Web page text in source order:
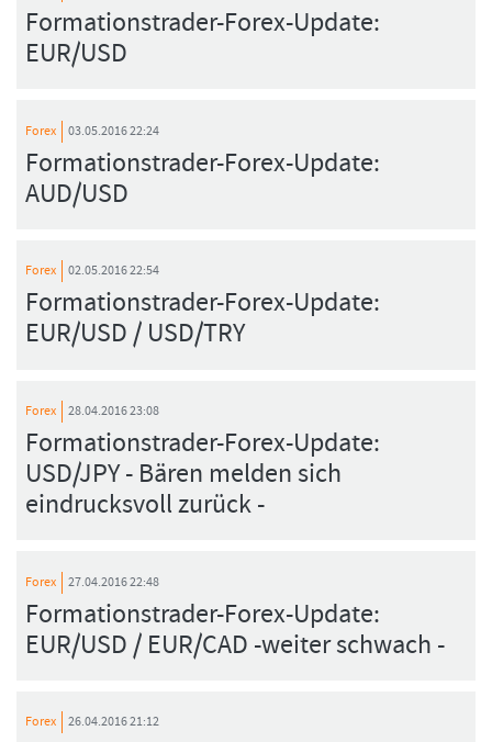
Formationstrader-Forex-Update:
EUR/USD
Forex 03.05.2016 22:24
Formationstrader-Forex-Update:
AUD/USD
Forex 02.05.2016 22:54
Formationstrader-Forex-Update:
EUR/USD / USD/TRY
Forex 28.04.2016 23:08
Formationstrader-Forex-Update:
USD/JPY - Bären melden sich
eindrucksvoll zurück -
Forex 27.04.2016 22:48
Formationstrader-Forex-Update:
EUR/USD / EUR/CAD -weiter schwach -
Forex 26.04.2016 21:12